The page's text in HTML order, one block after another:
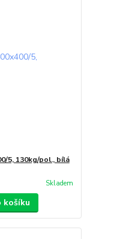
5, 130kg/pol., bílá
Skladem
košíku